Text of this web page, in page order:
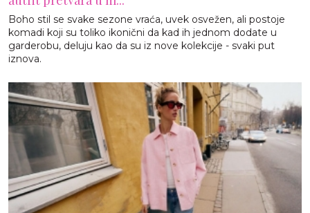
Boho stil se svake sezone vraća, uvek osvežen, ali postoje
komadi koji su toliko ikonični da kad ih jednom dodate u
garderobu, deluju kao da su iz nove kolekcije - svaki put
iznova.